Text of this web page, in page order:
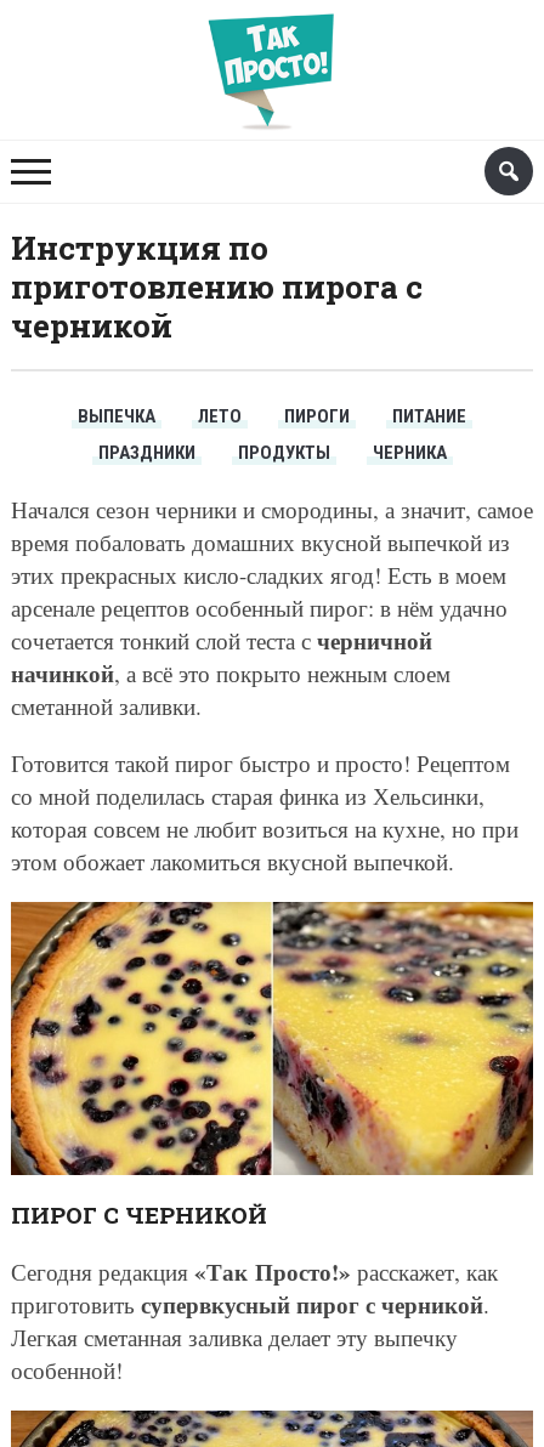
Инструкция по
приготовлению пирога с
черникой
ВЫПЕЧКА ЛЕТО ПИРОГИ
ПИТАНИЕ
ПРАЗДНИКИ
ПРОДУКТЫ ЧЕРНИКА
Начался сезон черники и смородины, а значит, самое
время побаловать домашних вкусной выпечкой из
этих прекрасных кисло-сладких ягод! Есть в моем
арсенале рецептов особенный пирог: в нём удачно
сочетается тонкий слой теста с черничной
начинкой, а всё это покрыто нежным слоем
сметанной заливки.
Готовится такой пирог быстро и просто! Рецептом
со мной поделилась старая финка из Хельсинки,
которая совсем не любит возиться на кухне, но при
этом обожает лакомиться вкусной выпечкой.
ПИРОГ С ЧЕРНИКОЙ
Сегодня редакция «Так Просто!» расскажет, как
приготовить супервкусный пирог с черникой.
Легкая сметанная заливка делает эту выпечку
особенной!